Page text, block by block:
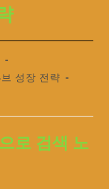
성장 전략
로 검색 노